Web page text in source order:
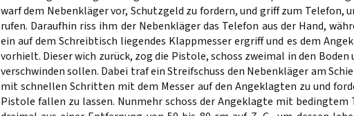
warf dem Nebenkläger vor, Schutzgeld zu fordern, und griff zum Telefon,
rufen. Daraufhin riss ihm der Nebenkläger das Telefon aus der Hand,
ein auf dem Schreibtisch liegendes Klappmesser ergriff und es dem
vorhielt. Dieser wich zurück, zog die Pistole, schoss zweimal in den Boden
verschwinden sollen. Dabei traf ein Streifschuss den Nebenkläger am
mit schnellen Schritten mit dem Messer auf den Angeklagten zu und
Pistole fallen zu lassen. Nunmehr schoss der Angeklagte mit bedingtem